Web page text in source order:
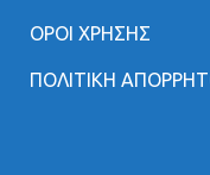
ΟΡΟΙ ΧΡΗΣΗΣ
ΠΟΛΙΤΙΚΗ